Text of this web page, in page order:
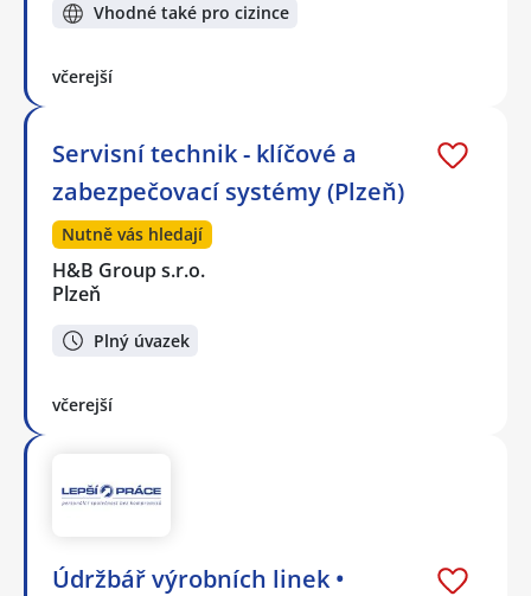
Vhodné také pro cizince
včerejší
Servisní technik - klíčové a
zabezpečovací systémy (Plzeň)
Nutně vás hledají
H&B Group s.r.o.
Plzeň
Plný úvazek
včerejší
Údržbář výrobních linek •